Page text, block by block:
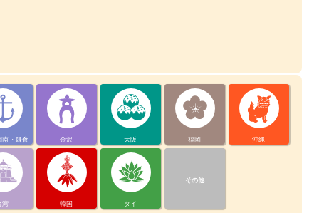
南・鎌倉 金沢 大阪 福岡 沖縄
湾 韓国 タイ
その他